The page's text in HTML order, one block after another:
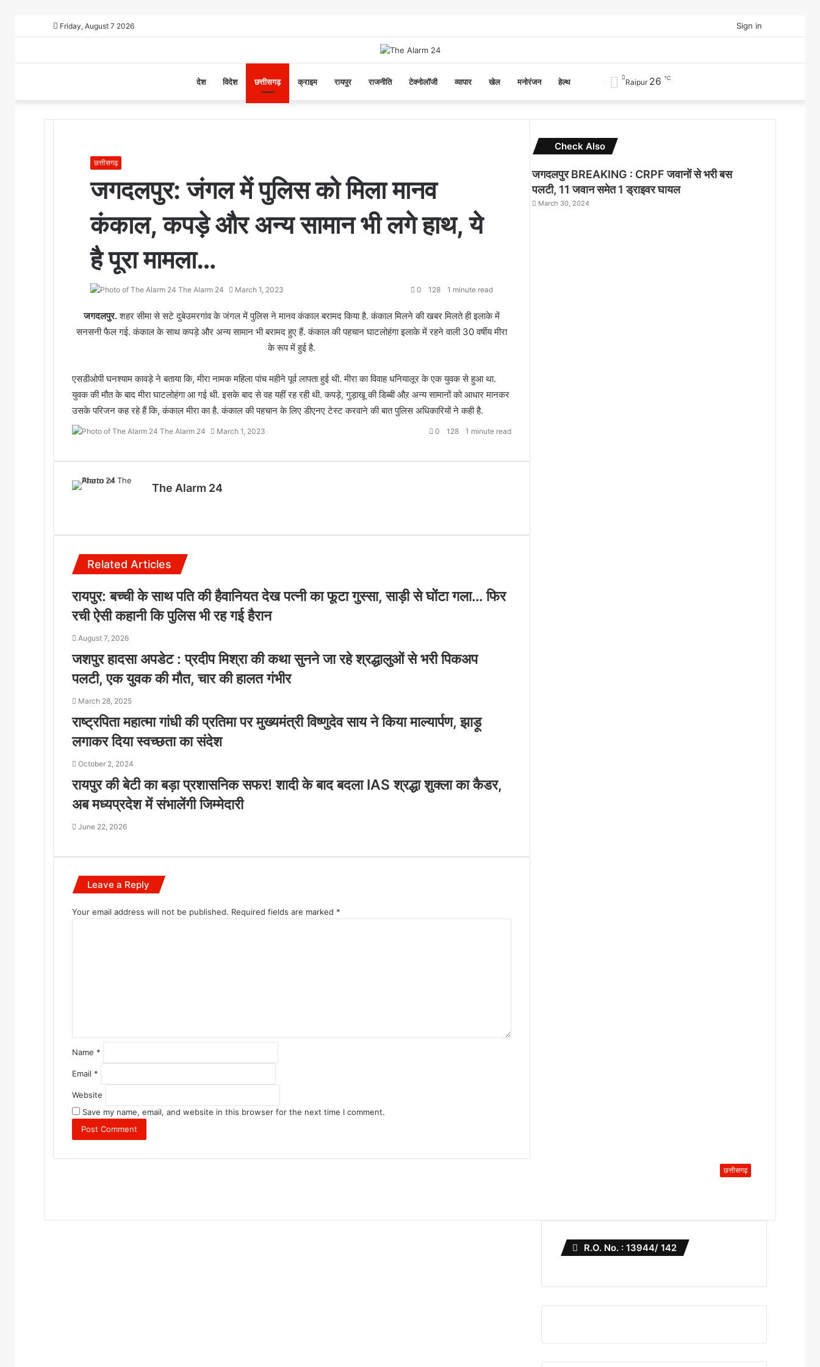
Friday, August 7 2026 Sign in
YouTube
Home
देश विदेश छत्तीसगढ़ क्राइम रायपुर राजनीति टेक्नोलॉजी व्यापार खेल मनोरंजन हेल्थ
skin
Raipur 26 ℃
छत्तीसगढ़
जगदलपुर: जंगल में पुलिस को मिला मानव
कंकाल, कपड़े और अन्य सामान भी लगे हाथ, ये
है पूरा मामला…
The Alarm 24 March 1, 2023 0 128 1 minute read
जगदलपुर.शहर सीमा से सटे दुबेउमरगांव के जंगल में पुलिस ने मानव कंकाल बरामद किया है. कंकाल मिलने की खबर मिलते ही इलाके में
सनसनी फैल गई. कंकाल के साथ कपड़े और अन्य सामान भी बरामद हुए हैं. कंकाल की पहचान घाटलोहंगा इलाके में रहने वाली 30 वर्षीय मीरा
के रूप में हुई है.
एसडीओपी घनश्याम कावड़े ने बताया कि, मीरा नामक महिला पांच महीने पूर्व लापता हुई थी. मीरा का विवाह धनियालूर के एक युवक से हुआ था.
युवक की मौत के बाद मीरा घाटलोहंगा आ गई थी. इसके बाद से वह यहीं रह रही थी. कपड़े, गुड़ाखू की डिब्बी औऱ अन्य सामानों को आधार मानकर
उसके परिजन कह रहे हैं कि, कंकाल मीरा का है. कंकाल की पहचान के लिए डीएनए टेस्ट करवाने की बात पुलिस अधिकारियों ने कही है.
The Alarm 24 March 1, 2023 0 128 1 minute read
The Alarm 24
Related Articles
रायपुर: बच्ची के साथ पति की हैवानियत देख पत्नी का फूटा गुस्सा, साड़ी से घोंटा गला… फिर
रची ऐसी कहानी कि पुलिस भी रह गई हैरान
August 7, 2026
जशपुर हादसा अपडेट : प्रदीप मिश्रा की कथा सुनने जा रहे श्रद्धालुओं से भरी पिकअप
पलटी, एक युवक की मौत, चार की हालत गंभीर
March 28, 2025
राष्ट्रपिता महात्मा गांधी की प्रतिमा पर मुख्यमंत्री विष्णुदेव साय ने किया माल्यार्पण, झाड़ू
लगाकर दिया स्वच्छता का संदेश
October 2, 2024
रायपुर की बेटी का बड़ा प्रशासनिक सफर! शादी के बाद बदला IAS श्रद्धा शुक्ला का कैडर,
अब मध्यप्रदेश में संभालेंगी जिम्मेदारी
June 22, 2026
Leave a Reply
Your email address will not be published. Required fields are marked *
Name *
Email *
Website
Save my name, email, and website in this browser for the next time I comment.
Check Also
छत्तीसगढ़
जगदलपुर BREAKING : CRPF जवानों से भरी बस
पलटी, 11 जवान समेत 1 ड्राइवर घायल
March 30, 2024
R.O. No. : 13944/ 142